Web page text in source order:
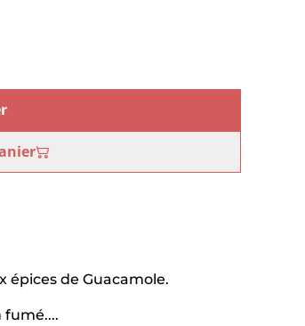
épices de Guacamole.
fumé....